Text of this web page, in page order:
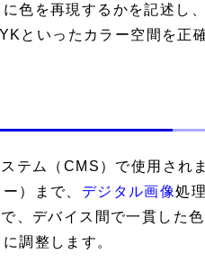
色を再現するかを記述し
といったカラー空間を正
テム（CMS）で使用され
）まで、 デジタル画像処
、デバイス間で一貫した
調整します。